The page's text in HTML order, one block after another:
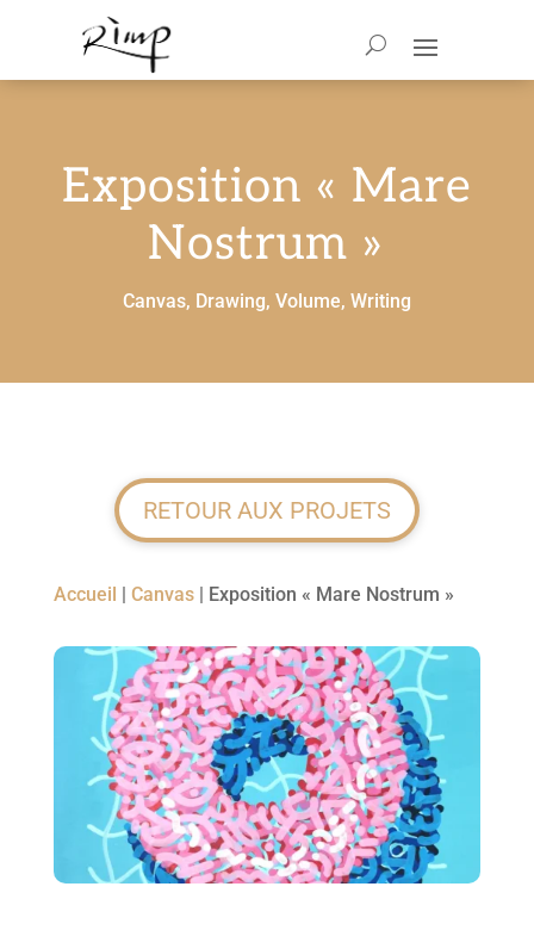
Exposition « Mare
Nostrum »
Canvas, Drawing, Volume, Writing
RETOUR AUX PROJETS
Accueil | Canvas| Exposition « Mare Nostrum »